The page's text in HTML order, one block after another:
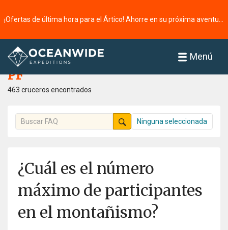
Menú
Página principal
PF
463 cruceros encontrados
Ninguna seleccionada
¿Cuál es el número
máximo de participantes
en el montañismo?